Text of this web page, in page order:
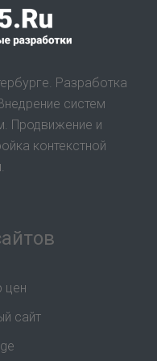
Разработка
систем
Продвижение и
контекстной
цен
сайт